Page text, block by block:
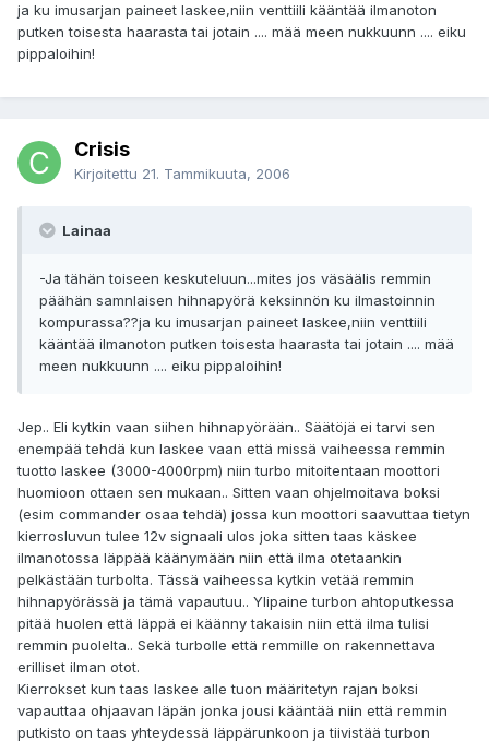
ja ku imusarjan paineet laskee,niin venttiili kääntää ilmanoton
putken toisesta haarasta tai jotain .... mää meen nukkuunn .... eiku
pippaloihin!
Crisis
Kirjoitettu 21. Tammikuuta, 2006
Lainaa
-Ja tähän toiseen keskuteluun...mites jos väsäälis remmin
päähän samnlaisen hihnapyörä keksinnön ku ilmastoinnin
kompurassa??ja ku imusarjan paineet laskee,niin venttiili
kääntää ilmanoton putken toisesta haarasta tai jotain .... mää
meen nukkuunn .... eiku pippaloihin!
Jep.. Eli kytkin vaan siihen hihnapyörään.. Säätöjä ei tarvi sen
enempää tehdä kun laskee vaan että missä vaiheessa remmin
tuotto laskee (3000-4000rpm) niin turbo mitoitentaan moottori
huomioon ottaen sen mukaan.. Sitten vaan ohjelmoitava boksi
(esim commander osaa tehdä) jossa kun moottori saavuttaa tietyn
kierrosluvun tulee 12v signaali ulos joka sitten taas käskee
ilmanotossa läppää käänymään niin että ilma otetaankin
pelkästään turbolta. Tässä vaiheessa kytkin vetää remmin
hihnapyörässä ja tämä vapautuu.. Ylipaine turbon ahtoputkessa
pitää huolen että läppä ei käänny takaisin niin että ilma tulisi
remmin puolelta.. Sekä turbolle että remmille on rakennettava
erilliset ilman otot.
Kierrokset kun taas laskee alle tuon määritetyn rajan boksi
vapauttaa ohjaavan läpän jonka jousi kääntää niin että remmin
putkisto on taas yhteydessä läppärunkoon ja tiivistää turbon